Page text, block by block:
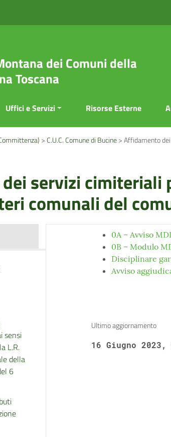
dei Comuni della
Toscana
Uffici e Servizi Risorse Esterne
>C.U.C. Comune di Bucine>Affidamento
servizi cimiteriali
comunali del
sensi
L.R.
della
6
0A – Avviso MDI
0B – Modulo
Disciplinare
Avviso
Ultimo aggiornamento
16 Giugno 2023,